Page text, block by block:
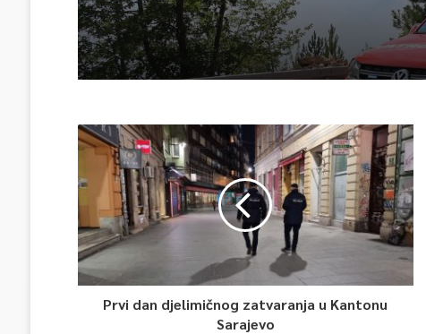
Prvi dan djelimičnog zatvaranja u Kantonu
Sarajevo